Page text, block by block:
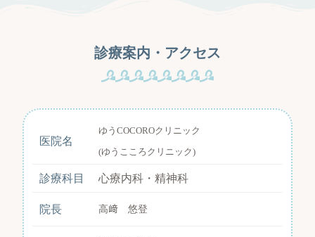
診療案内・アクセス
医院名
ゆうCOCOROクリニック
(ゆうこころクリニック)
診療科目 心療内科・精神科
院長 高﨑 悠登